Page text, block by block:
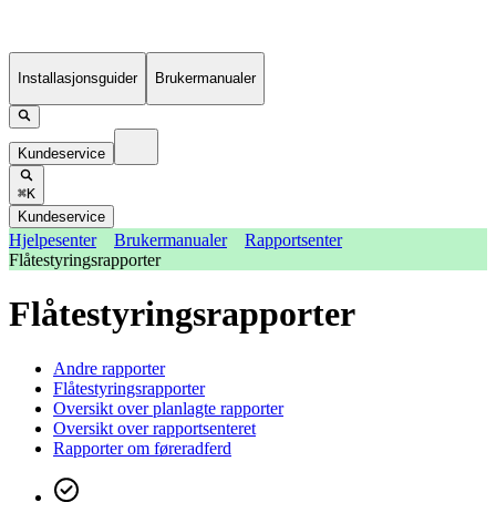
Installasjonsguider Brukermanualer
Kundeservice
⌘K
Kundeservice
Hjelpesenter Brukermanualer
Rapportsenter
Flåtestyringsrapporter
Flåtestyringsrapporter
Andre rapporter
Flåtestyringsrapporter
Oversikt over planlagte rapporter
Oversikt over rapportsenteret
Rapporter om føreradferd